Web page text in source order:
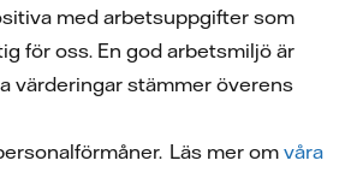
med arbetsuppgifter som
för oss. En god arbetsmiljö är
värderingar stämmer överens
Läs mer omvåra